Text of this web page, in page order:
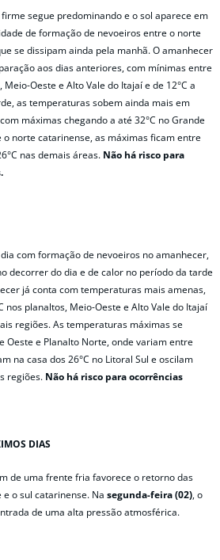
segue predominando e o sol aparece em
de formação de nevoeiros entre o norte
se dissipam ainda pela manhã. O amanhecer
aos dias anteriores, com mínimas entre
Meio-Oeste e Alto Vale do Itajaí e de 12°C a
as temperaturas sobem ainda mais em
máximas chegando a até 32°C no Grande
o norte catarinense, as máximas ficam entre
nas demais áreas. Não há risco para
com formação de nevoeiros no amanhecer,
decorrer do dia e de calor no período da tarde
já conta com temperaturas mais amenas,
nos planaltos, Meio-Oeste e Alto Vale do Itajaí
regiões. As temperaturas máximas se
Oeste e Planalto Norte, onde variam entre
na casa dos 26°C no Litoral Sul e oscilam
regiões. Não há risco para ocorrências
DIAS
de uma frente fria favorece o retorno das
o sul catarinense. Na segunda-feira (02), o
de uma alta pressão atmosférica.